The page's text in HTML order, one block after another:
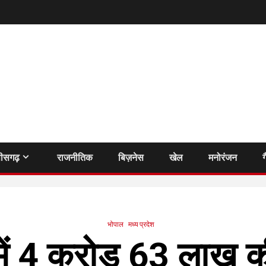
राजनीतिक बिज़नेस खेल मनोरंजन
भोपाल मध्य प्रदेश
करोड़ 63 लाख